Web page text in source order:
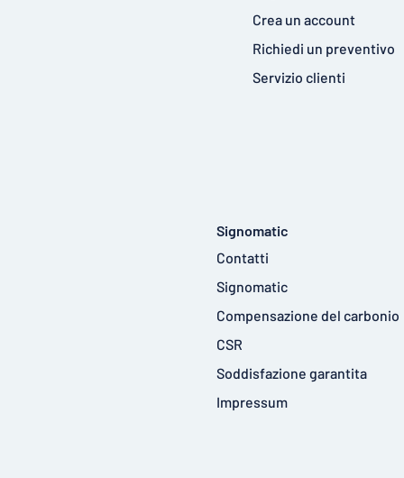
Crea un account
Richiedi un preventivo
Servizio clienti
Signomatic
Contatti
Signomatic
Compensazione del carbonio
CSR
Soddisfazione garantita
Impressum